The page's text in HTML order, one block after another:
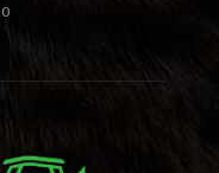
0